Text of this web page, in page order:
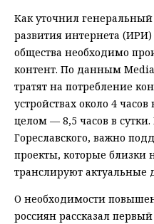
Как уточнил
развития интернета
общества необходимо
контент. По данным
тратят на потребление
устройствах около 4
целом — 8,5 часов в
Гореславского, важно
проекты, которые близки
транслируют актуальные
О необходимости
россиян рассказал